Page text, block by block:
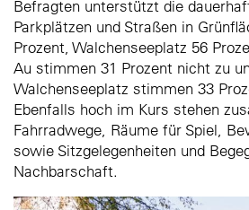
Befragten unterstützt die
Parkplätzen und Straßen in
Prozent, Walchenseeplatz 56
Au stimmen 31 Prozent nicht zu
Walchenseeplatz stimmen 33
Ebenfalls hoch im Kurs stehen
Fahrradwege, Räume für Spiel,
sowie Sitzgelegenheiten und
Nachbarschaft.